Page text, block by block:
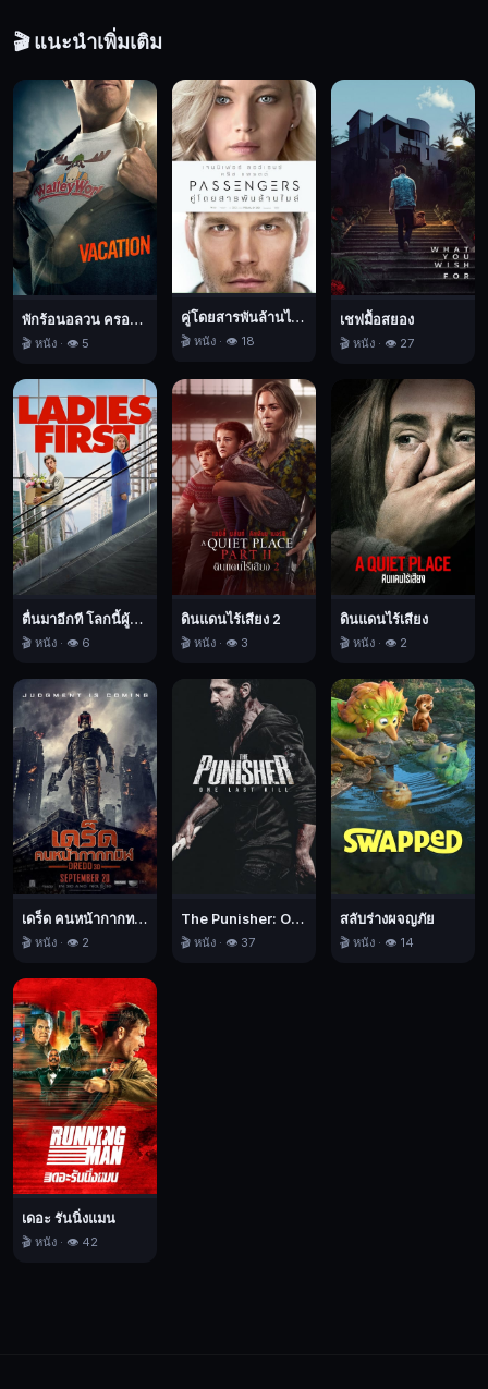
Eclipse
as
Though
oversee
the
withdrawal
of
the
ship,
suggests
conducting
some
drilling
one
last
time.
Sector
สัตว์
นรก
20,000
โยชน์,
ขวัญ,
นิยาย
วิทยาศาสตร์,
2011
🎬 แนะนำเพิ่มเติม
พักร้อนอลวน ครอบครัวอลเวง
🎬 หนัง · 👁️ 5
คู่โดยสารพันล้านไมล์
🎬 หนัง · 👁️ 18
เชฟมื้อสยอง
🎬 หนัง · 👁️ 27
ตื่นมาอีกที โลกนี้ผู้หญิงใหญ่
🎬 หนัง · 👁️ 6
ดินแดนไร้เสียง 2
🎬 หนัง · 👁️ 3
ดินแดนไร้เสียง
🎬 หนัง · 👁️ 2
เดร็ด คนหน้ากากทมิฬ
🎬 หนัง · 👁️ 2
The Punisher: One Last Kill เดอะ พันนิชเชอร์: ฆ่าทิ้งทวน
🎬 หนัง · 👁️ 37
สลับร่างผจญภัย
🎬 หนัง · 👁️ 14
เดอะ รันนิ่งแมน
🎬 หนัง · 👁️ 42